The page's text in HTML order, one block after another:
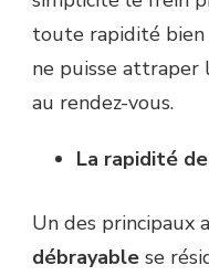
toute rapidité bien
ne puisse attraper
au rendez-vous.
La rapidité
Un des principaux
débrayable se